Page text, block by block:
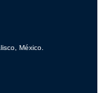
México.